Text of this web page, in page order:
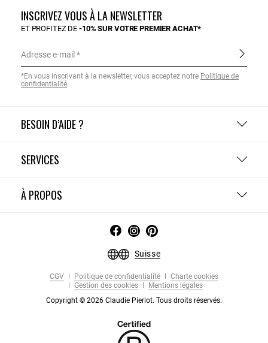
BESOIN D’AIDE ?
SERVICES
À PROPOS
INSCRIVEZ VOUS À LA NEWSLETTER
ET PROFITEZ DE-10% SUR VOTRE PREMIER ACHAT*
Adresse e-mail
*En vous inscrivant à la newsletter, vous acceptez notre Politique de
confidentialité.
Suisse
CGV Politique de confidentialité
Charte cookies
Gestion des cookies
Mentions légales
Copyright © 2026 Claudie Pierlot. Tous droits réservés.